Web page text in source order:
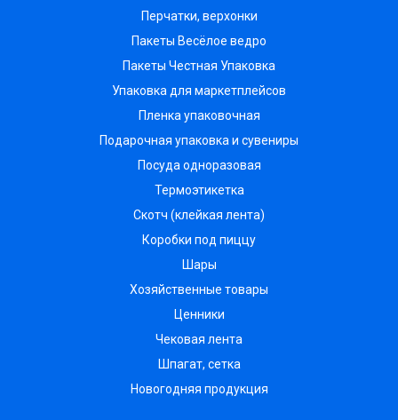
Перчатки, верхонки
Пакеты Весёлое ведро
Пакеты Честная Упаковка
Упаковка для маркетплейсов
Пленка упаковочная
Подарочная упаковка и сувениры
Посуда одноразовая
Термоэтикетка
Скотч (клейкая лента)
Коробки под пиццу
Шары
Хозяйственные товары
Ценники
Чековая лента
Шпагат, сетка
Новогодняя продукция